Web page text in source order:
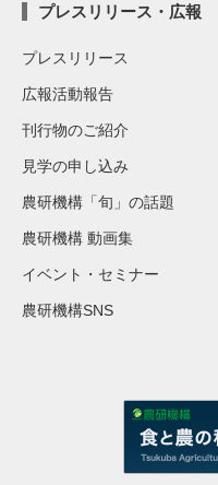
プレスリリース・広報
プレスリリース
広報活動報告
刊行物のご紹介
見学の申し込み
農研機構「旬」の話題
農研機構 動画集
イベント・セミナー
農研機構SNS